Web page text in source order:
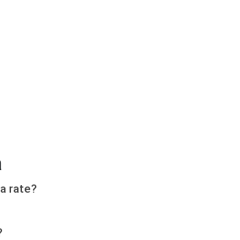
rate?